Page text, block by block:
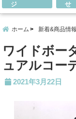
ジ
せ
ホーム 新着&商品情報
ワイドボー
ュアルコー
2021年3月22日